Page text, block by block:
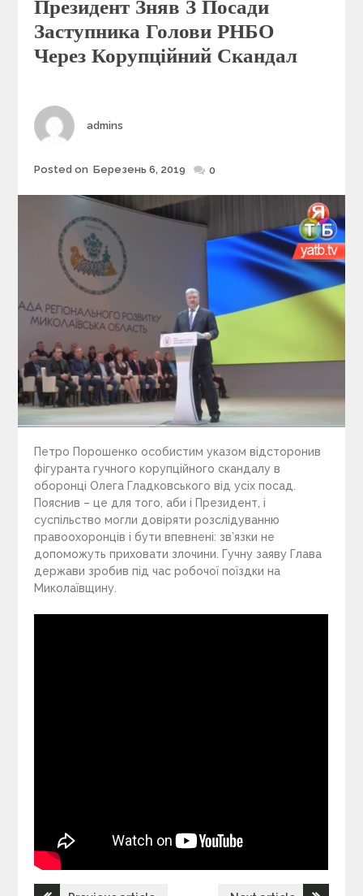
o
r
Президент Зняв З Посади
Заступника Голови РНБО
Через Корупційний Скандал
Author
admins
Posted
Posted on Березень 6, 2019 0
Петро Порошенко особистим указом відсторонив
фігуранта гучного корупційного скандалу в
оборонці Олега Гладковського від усіх посад.
Пояснив – це для того, аби і Президент, і
суспільство могли довіряти розслідуванню
правоохоронців і бути впевнені: зв’язки не
допоможуть приховати злочини. Гучну заяву Глава
держави зробив під час робочої поїздки на
Миколаївщину.